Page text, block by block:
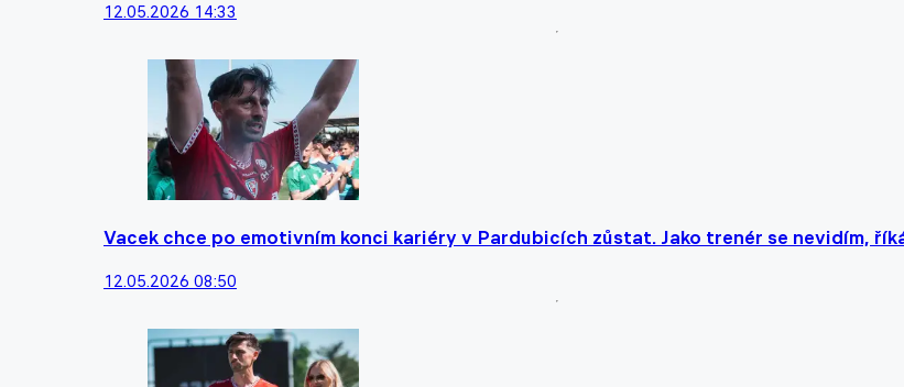
12.05.2026 14:33
Vacek chce po emotivním konci kariéry v Pardubicích zůstat. Jako trenér se nevidím,
12.05.2026 08:50